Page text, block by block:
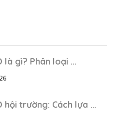
là gì? Phân loại ...
hội trường: Cách lựa ...